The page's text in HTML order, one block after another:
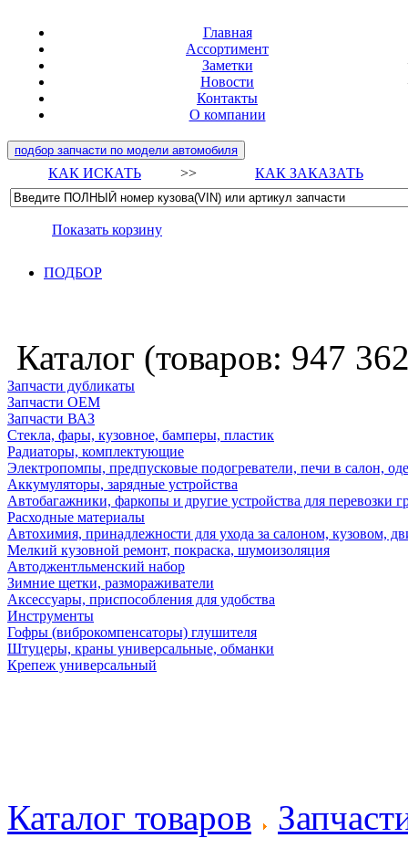
Главная
Ассортимент
Заметки
Новости
Контакты
О компании
подбор запчасти по модели автомобиля
КАК ИСКАТЬ >> КАК ЗАКАЗАТЬ
Показать корзину
ПОДБОР
Каталог (товаров: 947
Запчасти дубликаты
Запчасти ОЕМ
Запчасти ВАЗ
Стекла, фары, кузовное, бамперы, пластик
Радиаторы, комплектующие
Электропомпы, предпусковые подогреватели, печи в салон,
Аккумуляторы, зарядные устройства
Автобагажники, фаркопы и другие устройства для перевозки
Расходные материалы
Автохимия, принадлежности для ухода за салоном, кузовом,
Мелкий кузовной ремонт, покраска, шумоизоляция
Автоджентльменский набор
Зимние щетки, размораживатели
Аксессуары, приспособления для удобства
Инструменты
Гофры (виброкомпенсаторы) глушителя
Штуцеры, краны универсальные, обманки
Крепеж универсальный
Каталог товаров